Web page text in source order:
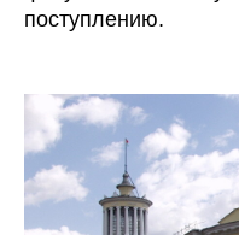
поступлению.